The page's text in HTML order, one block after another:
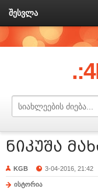
შესვლა
ნიკუშა
KGB 3-04-2016, 21:42
ისტორია